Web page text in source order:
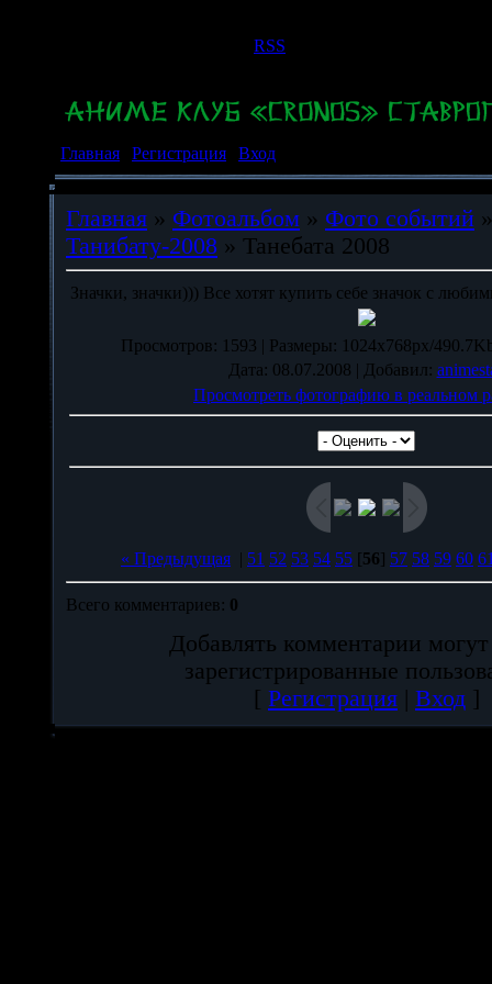
RSS
Главная Регистрация Вход
Главная » Фотоальбом » Фото событий
Танибату-2008 » Танебата 2008
Значки, значки))) Все хотят купить себе значок с
Просмотров: 1593 | Размеры: 1024x768px/
Дата: 08.07.2008 | Добавил:
Просмотреть фотографию в реальном
« Предыдущая | 51 52 53 54 55 [56] 57 58 59 60
Всего комментариев: 0
Добавлять комментарии могут
зарегистрированные
[ Регистрация | Вход ]